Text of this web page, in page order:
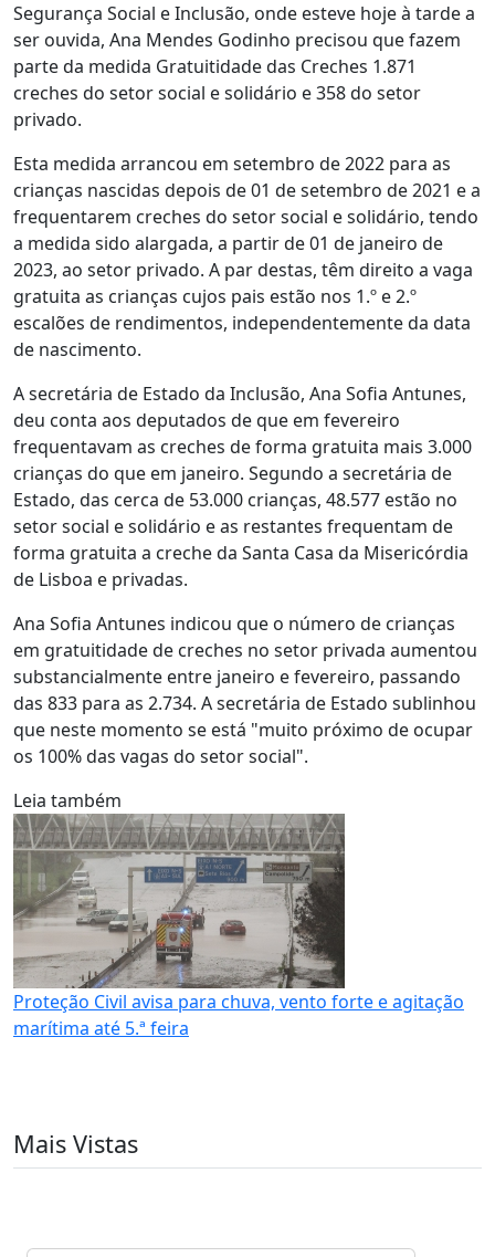
Segurança Social e Inclusão, onde esteve hoje à tarde a
ser ouvida, Ana Mendes Godinho precisou que fazem
parte da medida Gratuitidade das Creches 1.871
creches do setor social e solidário e 358 do setor
privado.
Esta medida arrancou em setembro de 2022 para as
crianças nascidas depois de 01 de setembro de 2021 e a
frequentarem creches do setor social e solidário, tendo
a medida sido alargada, a partir de 01 de janeiro de
2023, ao setor privado. A par destas, têm direito a vaga
gratuita as crianças cujos pais estão nos 1.º e 2.º
escalões de rendimentos, independentemente da data
de nascimento.
A secretária de Estado da Inclusão, Ana Sofia Antunes,
deu conta aos deputados de que em fevereiro
frequentavam as creches de forma gratuita mais 3.000
crianças do que em janeiro. Segundo a secretária de
Estado, das cerca de 53.000 crianças, 48.577 estão no
setor social e solidário e as restantes frequentam de
forma gratuita a creche da Santa Casa da Misericórdia
de Lisboa e privadas.
Ana Sofia Antunes indicou que o número de crianças
em gratuitidade de creches no setor privada aumentou
substancialmente entre janeiro e fevereiro, passando
das 833 para as 2.734. A secretária de Estado sublinhou
que neste momento se está "muito próximo de ocupar
os 100% das vagas do setor social".
Leia também
Proteção Civil avisa para chuva, vento forte e agitação
marítima até 5.ª feira
Mais Vistas